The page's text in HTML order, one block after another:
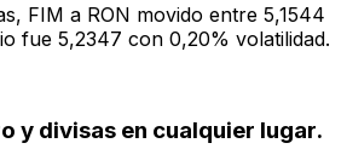
FIM a RON movido entre 5,1544
fue 5,2347 con 0,20% volatilidad.
y divisas en cualquier lugar.